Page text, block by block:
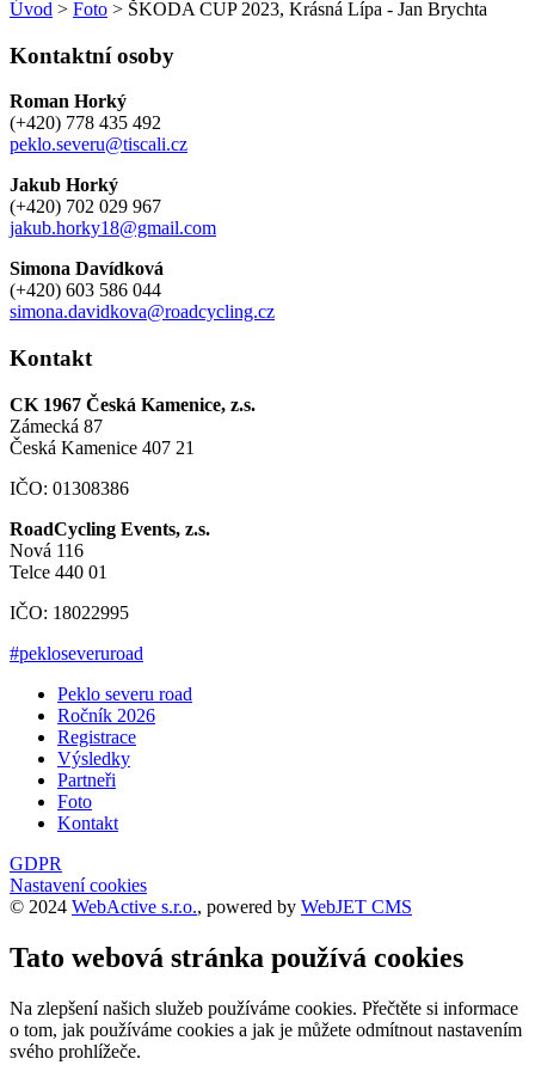
Úvod > Foto > ŠKODA CUP 2023, Krásná Lípa - Jan Brychta
Kontaktní osoby
Roman Horký
(+420) 778 435 492
peklo.severu@tiscali.cz
Jakub Horký
(+420) 702 029 967
jakub.horky18@gmail.com
Simona Davídková
(+420) 603 586 044
simona.davidkova@roadcycling.cz
Kontakt
CK 1967 Česká Kamenice, z.s.
Zámecká 87
Česká Kamenice 407 21
IČO: 01308386
RoadCycling Events, z.s.
Nová 116
Telce 440 01
IČO: 18022995
#pekloseveruroad
Peklo severu road
Ročník 2026
Registrace
Výsledky
Partneři
Foto
Kontakt
GDPR
Nastavení cookies
© 2024 WebActive s.r.o., powered by WebJET CMS
Tato webová stránka používá cookies
Na zlepšení našich služeb používáme cookies. Přečtěte si informace
o tom, jak používáme cookies a jak je můžete odmítnout nastavením
svého prohlížeče.